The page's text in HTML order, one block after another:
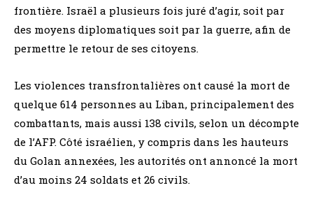
frontière. Israël a plusieurs fois juré d’agir, soit par
des moyens diplomatiques soit par la guerre, afin de
permettre le retour de ses citoyens.
Les violences transfrontalières ont causé la mort de
quelque 614 personnes au Liban, principalement des
combattants, mais aussi 138 civils, selon un décompte
de l’AFP. Côté israélien, y compris dans les hauteurs
du Golan annexées, les autorités ont annoncé la mort
d’au moins 24 soldats et 26 civils.